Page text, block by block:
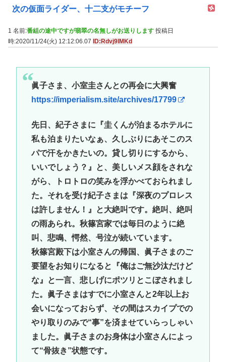
次の仮面ライダー、十二支がモチーフ
1 名前:番組の途中ですが翡翠の名無しがお送りします 投稿日
時:2020/11/24(火) 12:12:06.07
ID:Rdvj9lMKd
眞子さま、小室圭さんとの再会に大興奮
https://imperialism.site/archives/17799
先日、紀子さまに『圭くんが泊まるホテルに
私も泊まりたいなぁ、久しぶりにあそこのス
パで汗をかきたいの。貸し切りにするから、
いいでしょう？』と、美しいメス顔をされな
がら、トロトロの笑みを浮かべておられまし
た。それを受け紀子さまは『深夜のプロレス
は許しません！』と大絶叫です。絶叫、絶叫
の雨あられ。秋篠宮家では毎日のように絶
叫、悲鳴、愕然、号泣が続いています。
秋篠宮殿下は小室さんの帰国、眞子さまのご
要望をお知りになると『俺はご無沙汰だけど
な』と一言、悲しげにポツリとこぼされまし
た。眞子さまはすでに小室さんと2年以上お
会いになっておらず、その間はスカイプでの
やり取りのみで“事”を済ませていらっしゃい
ました。眞子さまのお身体は小室さんによっ
て“骨抜き”状態です。